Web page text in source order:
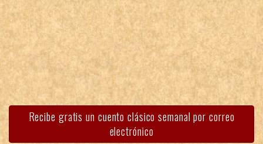
Recibe gratis un cuento clásico semanal por correo
electrónico